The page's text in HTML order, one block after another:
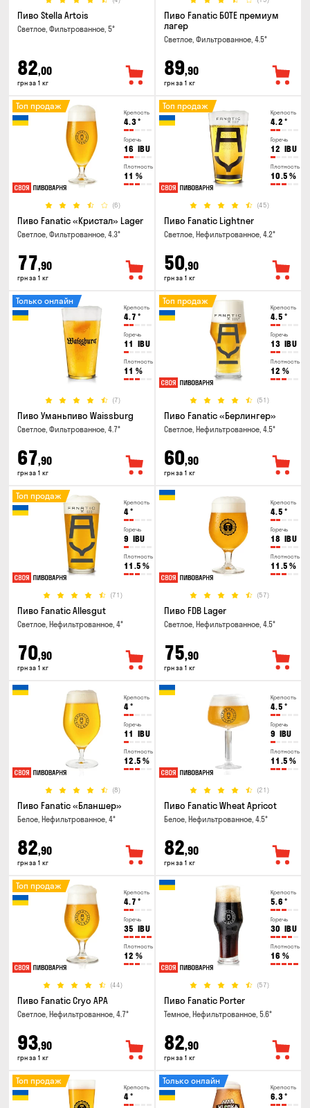
Пиво Stella Artois
Светлое, Фильтрованное, 5°
82,00
грн за 1 кг
Пиво Fanatic БОТЕ премиум
лагер
Светлое, Фильтрованное, 4.5°
89,90
грн за 1 кг
Крепость
4.3°
Горечь
16 IBU
Плотность
11 %
(6)
Топ продаж
Пиво Fanatic «Кристал» Lager
Светлое, Фильтрованное, 4.3°
77,90
грн за 1 кг
Крепость
4.2 °
Горечь
12 IBU
Плотность
10.5 %
(45)
Топ продаж
Пиво Fanatic Lightner
Светлое, Нефильтрованное, 4.2°
50,90
грн за 1 кг
Крепость
4.7 °
Горечь
11 IBU
Плотность
11 %
(7)
Только онлайн
Пиво Уманьпиво Waissburg
Светлое, Фильтрованное, 4.7°
67,90
грн за 1 кг
Крепость
4.5 °
Горечь
13 IBU
Плотность
12 %
(51)
Топ продаж
Пиво Fanatic «Берлингер»
Светлое, Нефильтрованное, 4.5°
60,90
грн за 1 кг
Крепость
4°
Горечь
9 IBU
Плотность
11.5 %
(71)
Топ продаж
Пиво Fanatic Allesgut
Светлое, Нефильтрованное, 4°
70,90
грн за 1 кг
Крепость
4.5 °
Горечь
18 IBU
Плотность
11.5 %
(57)
Пиво FDB Lager
Светлое, Нефильтрованное, 4.5°
75,90
грн за 1 кг
Крепость
4°
Горечь
11 IBU
Плотность
12.5 %
(8)
Пиво Fanatic «Бланшер»
Белое, Нефильтрованное, 4°
82,90
грн за 1 кг
Крепость
4.5 °
Горечь
9 IBU
Плотность
11.5 %
(21)
Пиво Fanatic Wheat Apricot
Белое, Нефильтрованное, 4.5°
82,90
грн за 1 кг
Крепость
4.7 °
Горечь
35 IBU
Плотность
12 %
(44)
Топ продаж
Пиво Fanatic Cryo APA
Светлое, Нефильтрованное, 4.7°
93,90
грн за 1 кг
Крепость
5.6 °
Горечь
30 IBU
Плотность
16 %
(57)
Пиво Fanatic Porter
Темное, Нефильтрованное, 5.6°
82,90
грн за 1 кг
Крепость
4°
Топ продаж
Крепость
6.3°
Только онлайн